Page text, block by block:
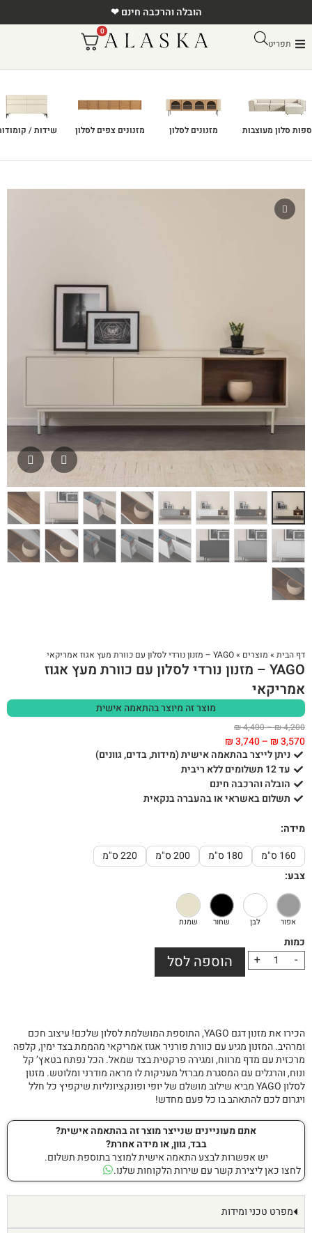
הובלה והרכבה חינם ❤
תפריט
0
ספות סלון מעוצבות מזנונים לסלון מזנונים צפים לסלון שידות /
דף הבית » מוצרים »YAGO – מזנון נורדי לסלון עם כוורת מעץ אגוז אמריקאי
YAGO – מזנון נורדי לסלון עם כוורת מעץ אגוז
אמריקאי
מוצר זה מיוצר בהתאמה אישית
₪4,200
–
₪4,400
₪3,570
–
₪3,740
ניתן לייצר בהתאמה אישית (מידות, בדים, גוונים)
עד 12 תשלומים ללא ריבית
הובלה והרכבה חינם
תשלום באשראי או בהעברה בנקאית
מידה:
160 ס"מ
180 ס"מ 200 ס"מ
220 ס"מ
צבע:
אפור לבן שחור שמנת
-
+ הוספה לסל
הכירו את מזנון דגם YAGO, התוספת המושלמת לסלון שלכם! עיצוב חכם
ומרהיב. המזנון מגיע עם כוורת פורניר אגוז אמריקאי מהממת בצד ימין, קלפה
מרכזית עם מדף מרווח, ומגירה פרקטית בצד שמאל. הכל נפתח בטאץ’ קל
ונוח, והרגלים עם המסגרת מברזל מעניקות לו מראה מודרני ומלוטש. מזנון
לסלון YAGO מביא שילוב מושלם של יופי ופונקציונליות שיקפיץ כל חלל
ויגרום לכם להתאהב בו כל פעם מחדש!
אתם מעוניינים שנייצר מוצר זה בהתאמה אישית?
בבד, גוון, או מידה אחרת?
יש אפשרות לבצע התאמה אישית למוצר בתוספת תשלום.
לחצו כאן ליצירת קשר עם שירות הלקוחות שלנו.
מפרט טכני ומידות